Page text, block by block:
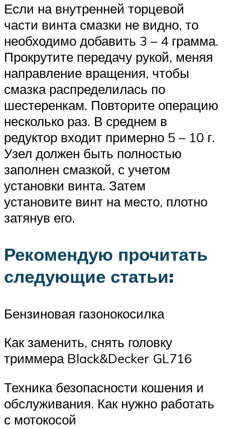
Если на внутренней торцевой
части винта смазки не видно, то
необходимо добавить 3 – 4 грамма.
Прокрутите передачу рукой, меняя
направление вращения, чтобы
смазка распределилась по
шестеренкам. Повторите операцию
несколько раз. В среднем в
редуктор входит примерно 5 – 10 г.
Узел должен быть полностью
заполнен смазкой, с учетом
установки винта. Затем
установите винт на место, плотно
затянув его.
Рекомендую прочитать
следующие статьи:
Бензиновая газонокосилка
Как заменить, снять головку
триммера Black&Decker GL716
Техника безопасности кошения и
обслуживания. Как нужно работать
с мотокосой